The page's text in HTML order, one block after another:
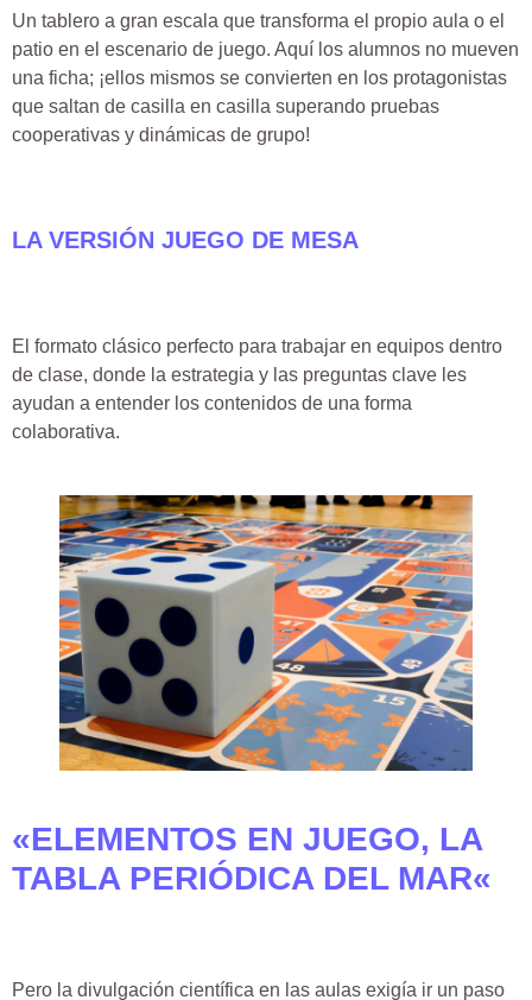
Un tablero a gran escala que transforma el propio aula o el
patio en el escenario de juego. Aquí los alumnos no mueven
una ficha; ¡ellos mismos se convierten en los protagonistas
que saltan de casilla en casilla superando pruebas
cooperativas y dinámicas de grupo!
LA VERSIÓN JUEGO DE MESA
El formato clásico perfecto para trabajar en equipos dentro
de clase, donde la estrategia y las preguntas clave les
ayudan a entender los contenidos de una forma
colaborativa.
«ELEMENTOS EN JUEGO, LA
TABLA PERIÓDICA DEL MAR«
Pero la divulgación científica en las aulas exigía ir un paso